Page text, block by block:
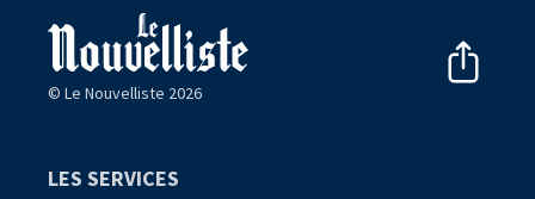
© Le Nouvelliste 2026
LES SERVICES